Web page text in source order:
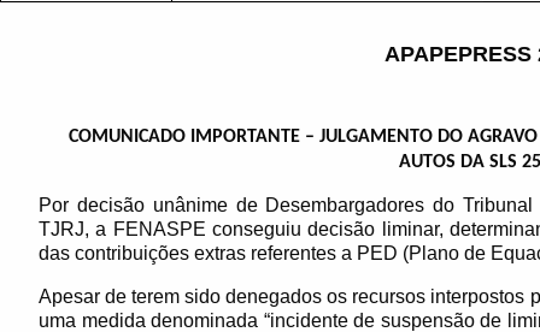
APAPEPRESS
COMUNICADO IMPORTANTE – JULGAMENTO DO
AUTOS DA SLS
Por decisão unânime de Desembargadores do
TJRJ, a FENASPE conseguiu decisão liminar,
das contribuições extras referentes a PED (Plano de
Apesar de terem sido denegados os recursos interpostos
uma medida denominada “incidente de suspensão de